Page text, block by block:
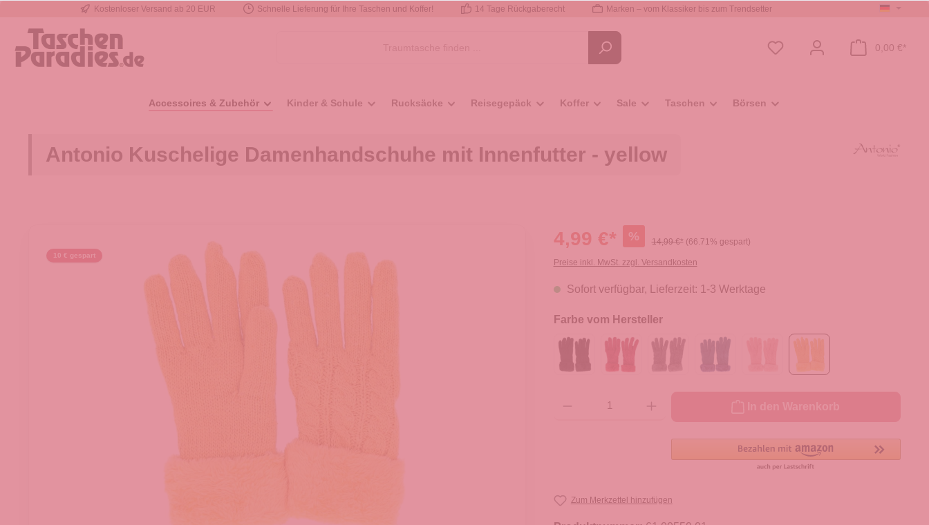
Zur Hauptnavigation springen
Kostenloser Versand ab 20 EUR Schnelle Lieferung für Ihre Taschen und Koffer! 14 Tage Rückgaberecht Marken – vom Klassiker bis zum Trendsetter
0,00 €*
Accessoires & Zubehör Kinder & Schule Rucksäcke Reisegepäck Koffer Sale Taschen Börsen
Antonio Kuschelige Damenhandschuhe mit Innenfutter - yellow
10 € gespart
4,99 €* % 14,99 €* (66.71% gespart)
Preise inkl. MwSt. zzgl. Versandkosten
Sofort verfügbar, Lieferzeit: 1-3 Werktage
Farbe vom Hersteller
Zum Merkzettel hinzufügen